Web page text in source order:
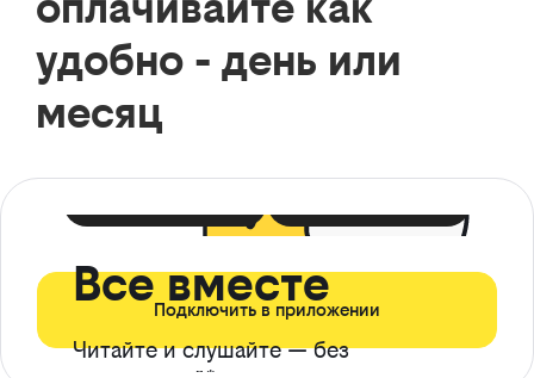
удобно - день или
месяц
Все вместе
Читайте и слушайте — без
Подключить в приложении